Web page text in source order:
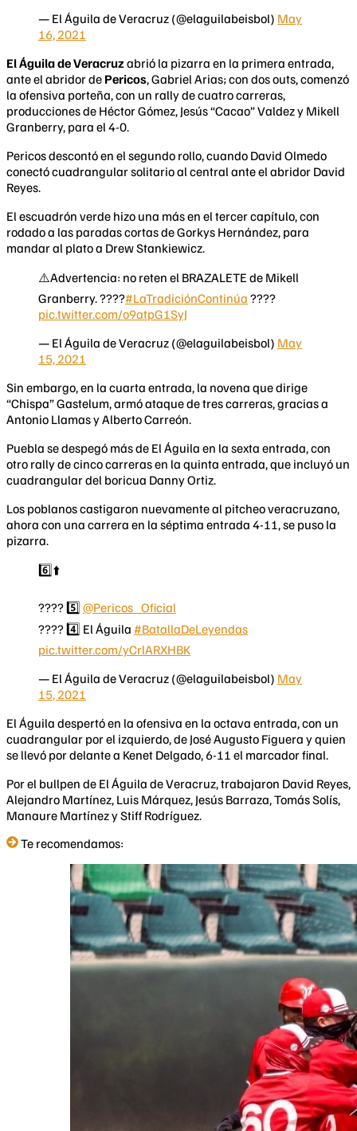
— El Águila de Veracruz (@elaguilabeisbol) May
16, 2021
El Águila de Veracruz abrió la pizarra en la primera entrada,
ante el abridor de Pericos, Gabriel Arias; con dos outs, comenzó
la ofensiva porteña, con un rally de cuatro carreras,
producciones de Héctor Gómez, Jesús “Cacao” Valdez y Mikell
Granberry, para el 4-0.
Pericos descontó en el segundo rollo, cuando David Olmedo
conectó cuadrangular solitario al central ante el abridor David
Reyes.
El escuadrón verde hizo una más en el tercer capítulo, con
rodado a las paradas cortas de Gorkys Hernández, para
mandar al plato a Drew Stankiewicz.
⚠️Advertencia: no reten el BRAZALETE de Mikell
Granberry. ????#LaTradiciónContinúa ????
pic.twitter.com/o9atpG1SyJ
— El Águila de Veracruz (@elaguilabeisbol) May
15, 2021
Sin embargo, en la cuarta entrada, la novena que dirige
“Chispa” Gastelum, armó ataque de tres carreras, gracias a
Antonio Llamas y Alberto Carreón.
Puebla se despegó más de El Águila en la sexta entrada, con
otro rally de cinco carreras en la quinta entrada, que incluyó un
cuadrangular del boricua Danny Ortiz.
Los poblanos castigaron nuevamente al pitcheo veracruzano,
ahora con una carrera en la séptima entrada 4-11, se puso la
pizarra.
6️⃣⬆️
???? 5️⃣ @Pericos_Oficial
???? 4️⃣ El Águila #BatallaDeLeyendas
pic.twitter.com/yCrlARXHBK
— El Águila de Veracruz (@elaguilabeisbol) May
15, 2021
El Águila despertó en la ofensiva en la octava entrada, con un
cuadrangular por el izquierdo, de José Augusto Figuera y quien
se llevó por delante a Kenet Delgado, 6-11 el marcador final.
Por el bullpen de El Águila de Veracruz, trabajaron David Reyes,
Alejandro Martínez, Luis Márquez, Jesús Barraza, Tomás Solís,
Manaure Martínez y Stiff Rodríguez.
Te recomendamos: